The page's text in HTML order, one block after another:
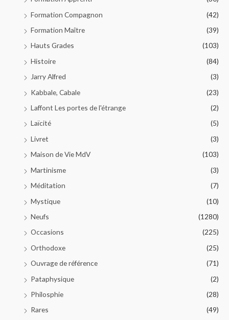
Formation Compagnon
(42)
Formation Maître
(39)
Hauts Grades
(103)
Histoire
(84)
Jarry Alfred
(3)
Kabbale, Cabale
(23)
Laffont Les portes de l'étrange
(2)
Laïcité
(5)
Livret
(3)
Maison de Vie MdV
(103)
Martinisme
(3)
Méditation
(7)
Mystique
(10)
Neufs
(1280)
Occasions
(225)
Orthodoxe
(25)
Ouvrage de référence
(71)
Pataphysique
(2)
Philosphie
(28)
Rares
(49)